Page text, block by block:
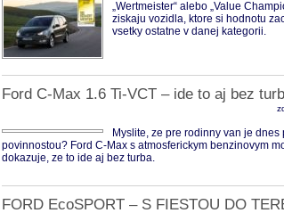
„Wertmeister“ alebo „Value
ziskaju vozidla, ktore si hodnotu
vsetky ostatne v danej kategorii.
Ford C-Max 1.6 Ti-VCT – ide to aj bez
Myslite, ze pre rodinny van je dnes
povinnostou? Ford C-Max s atmosferickym benzinovym
dokazuje, ze to ide aj bez turba.
FORD EcoSPORT – S FIESTOU DO